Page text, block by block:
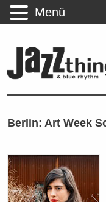
Berlin: Art Week
Menü